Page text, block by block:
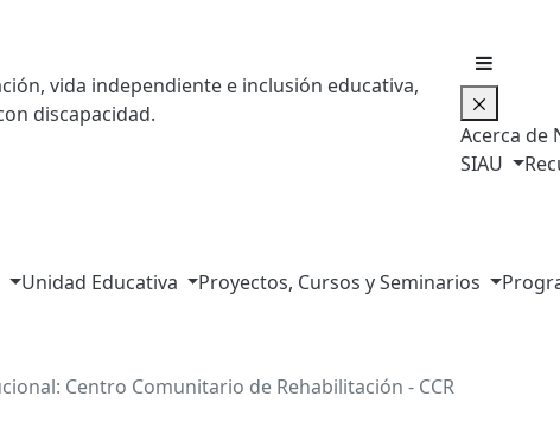
vida independiente e inclusión educativa,
discapacidad.
Acerca de
SIAU
Unidad Educativa Proyectos, Cursos y Seminarios
Centro Comunitario de Rehabilitación - CCR